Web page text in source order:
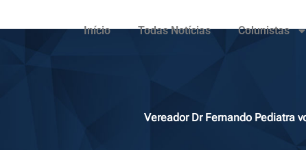
Início Todas Notícias Colunistas
Vereador Dr Fernando Pediatra